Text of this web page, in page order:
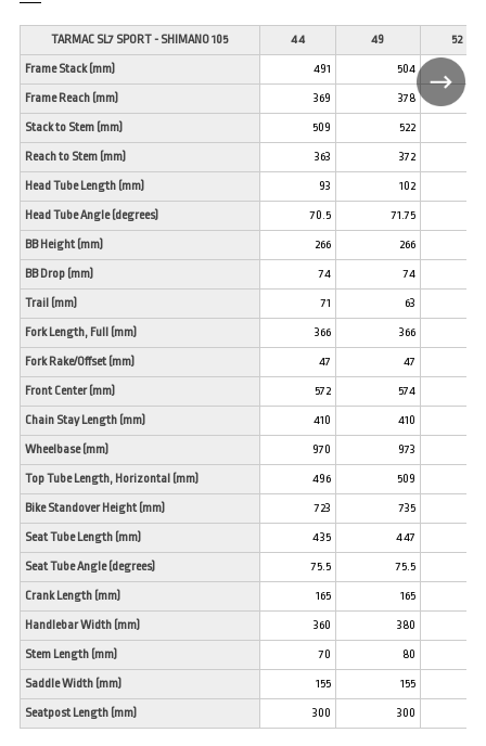
TARMAC SL7 SPORT - SHIMANO 105 44 49 52
Frame Stack (mm) 491 504
Frame Reach (mm) 369 378
Stack to Stem (mm) 509 522
Reach to Stem (mm) 363 372
Head Tube Length (mm) 93 102
Head Tube Angle (degrees) 70.5 71.75
BB Height (mm) 266 266
BB Drop (mm) 74 74
Trail (mm) 71 63
Fork Length, Full (mm) 366 366
Fork Rake/Offset (mm) 47 47
Front Center (mm) 572 574
Chain Stay Length (mm) 410 410
Wheelbase (mm) 970 973
Top Tube Length, Horizontal (mm) 496 509
Bike Standover Height (mm) 723 735
Seat Tube Length (mm) 435 447
Seat Tube Angle (degrees) 75.5 75.5
Crank Length (mm) 165 165
Handlebar Width (mm) 360 380
Stem Length (mm) 70 80
Saddle Width (mm) 155 155
Seatpost Length (mm) 300 300